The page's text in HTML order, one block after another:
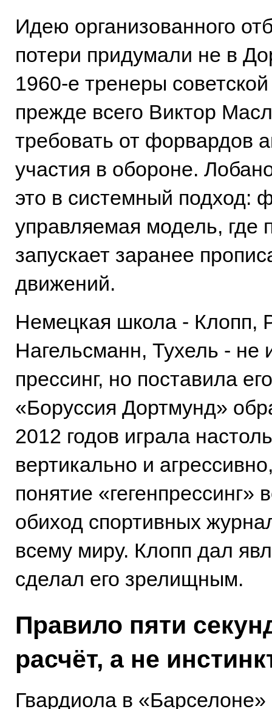
Идею организованного
потери придумали не в
1960-е тренеры
прежде всего Виктор
требовать от форвардов
участия в обороне.
это в системный подход:
управляемая модель, где
запускает заранее
движений.
Немецкая школа - Клопп,
Нагельсманн, Тухель - не
прессинг, но поставила
«Боруссия Дортмунд»
2012 годов играла
вертикально и
понятие «гегенпрессинг»
обиход спортивных
всему миру. Клопп дал
сделал его зрелищным.
Правило пяти
расчёт, а не
Гвардиола в